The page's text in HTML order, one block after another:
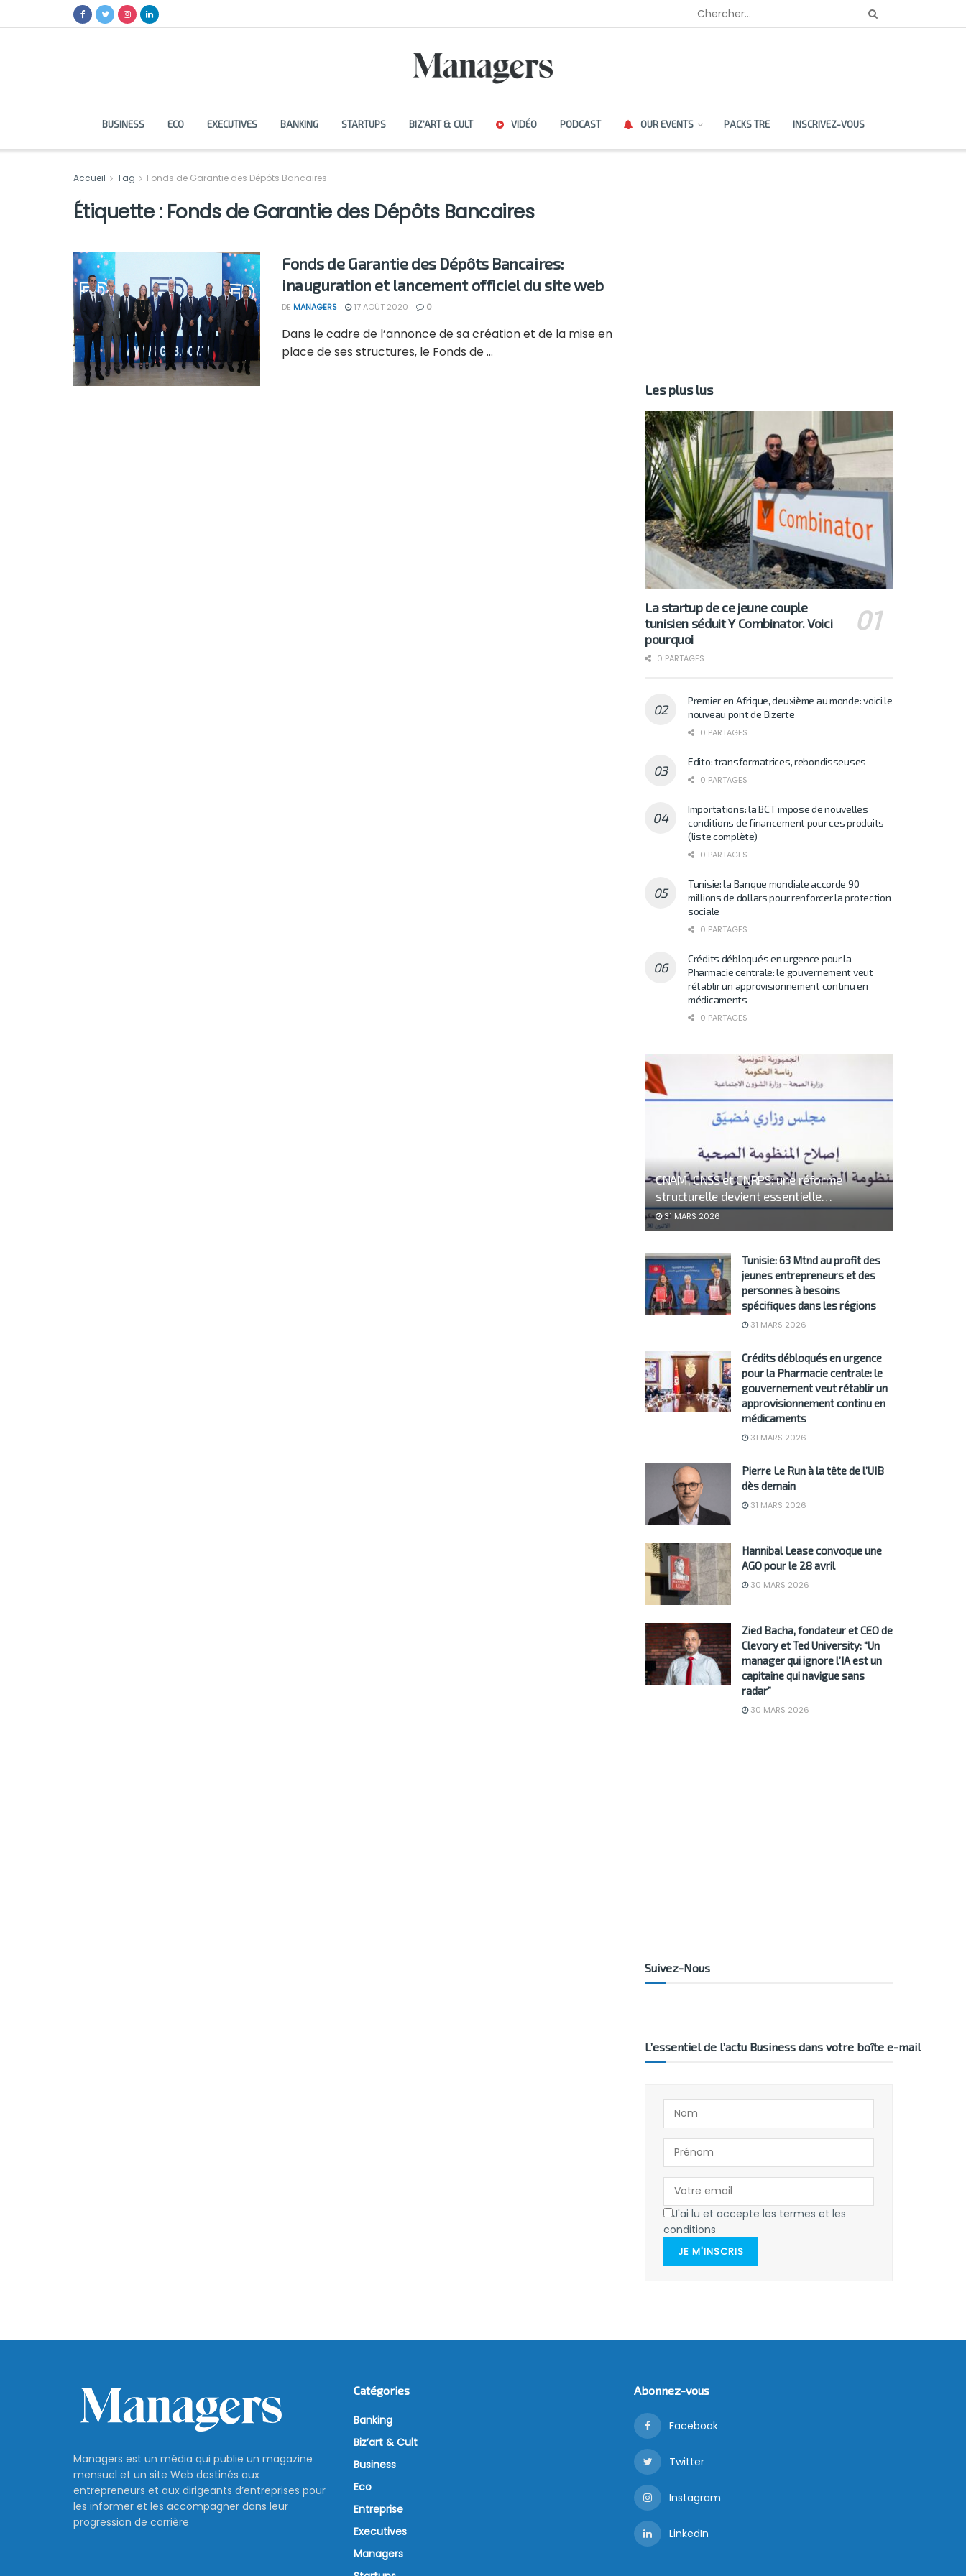
BUSINESS ECO EXECUTIVES BANKING STARTUPS BIZ’ART & CULT VIDÉO PODCAST OUR EVENTS PACKS TRE INSCRIVEZ-VOUS
Accueil Tag Fonds de Garantie des Dépôts Bancaires
Étiquette : Fonds de Garantie des Dépôts Bancaires
Fonds de Garantie des Dépôts Bancaires:
inauguration et lancement officiel du site web
DE MANAGERS 17 AOÛT 2020 0
Dans le cadre de l’annonce de sa création et de la mise en
place de ses structures, le Fonds de ...
Les plus lus
La startup de ce jeune couple
tunisien séduit Y Combinator. Voici
pourquoi
0 PARTAGES
Premier en Afrique, deuxième au monde: voici le
nouveau pont de Bizerte
0 PARTAGES
Edito: transformatrices, rebondisseuses
0 PARTAGES
Importations: la BCT impose de nouvelles
conditions de financement pour ces produits
(liste complète)
0 PARTAGES
Tunisie: la Banque mondiale accorde 90
millions de dollars pour renforcer la protection
sociale
0 PARTAGES
Crédits débloqués en urgence pour la
Pharmacie centrale: le gouvernement veut
rétablir un approvisionnement continu en
médicaments
0 PARTAGES
CNAM, CNSS et CNRPS: une réforme
structurelle devient essentielle…
31 MARS 2026
Tunisie: 63 Mtnd au profit des
jeunes entrepreneurs et des
personnes à besoins
spécifiques dans les régions
31 MARS 2026
Crédits débloqués en urgence
pour la Pharmacie centrale: le
gouvernement veut rétablir un
approvisionnement continu en
médicaments
31 MARS 2026
Pierre Le Run à la tête de l’UIB
dès demain
31 MARS 2026
Hannibal Lease convoque une
AGO pour le 28 avril
30 MARS 2026
Zied Bacha, fondateur et CEO de
Clevory et Ted University: “Un
manager qui ignore l’IA est un
capitaine qui navigue sans
radar”
30 MARS 2026
Suivez-Nous
L’essentiel de l’actu Business dans votre boîte e-mail
J'ai lu et accepte les termes et les
conditions
JE M'INSCRIS
Managers est un média qui publie un magazine
mensuel et un site Web destinés aux
entrepreneurs et aux dirigeants d’entreprises pour
les informer et les accompagner dans leur
progression de carrière
Catégories
Banking
Biz’art & Cult
Business
Eco
Entreprise
Executives
Managers
Abonnez-vous
Facebook
Twitter
Instagram
LinkedIn